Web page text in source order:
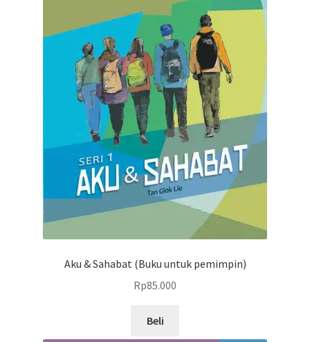
Aku & Sahabat (Buku untuk pemimpin)
Rp85.000
Beli